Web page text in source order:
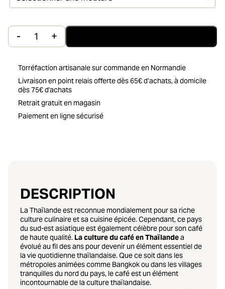
quantité de Le Café de Thaïlande Siam Maï
- +
Torréfaction artisanale sur commande en Normandie
Livraison en point relais offerte dès 65€ d’achats, à domicile
dès 75€ d'achats
Retrait gratuit en magasin
Paiement en ligne sécurisé
DESCRIPTION
La Thaïlande est reconnue mondialement pour sa riche
culture culinaire et sa cuisine épicée. Cependant, ce pays
du sud-est asiatique est également célèbre pour son café
de haute qualité. La culture du café en Thaïlandea
évolué au fil des ans pour devenir un élément essentiel de
la vie quotidienne thaïlandaise. Que ce soit dans les
métropoles animées comme Bangkok ou dans les villages
tranquilles du nord du pays, le café est un élément
incontournable de la culture thaïlandaise.